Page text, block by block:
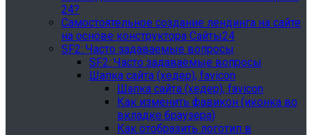
24?
Самостоятельное создание лендинга на сайте
на основе конструктора Сайты24
SF2: Часто задаваемые вопросы
SF2: Часто задаваемые вопросы
Шапка сайта (хедер), favicon
Шапка сайта (хедер), favicon
Как изменить фавикон (иконка во
вкладке браузера)
Как отобразить логотип в